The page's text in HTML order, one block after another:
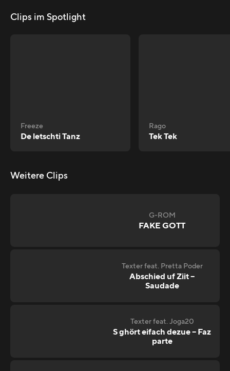
Clips im Spotlight
Freeze
De letschti Tanz
Rago
Tek Tek
Weitere Clips
G-ROM
FAKE GOTT
Texter feat. Pretta Poder
Abschied uf Ziit –
Saudade
Texter feat. Joga20
S ghört eifach dezue – Faz
parte